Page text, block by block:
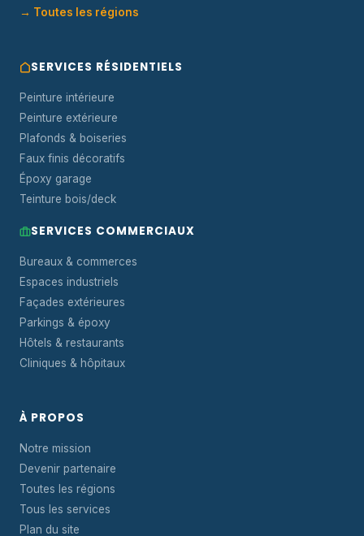
→ Toutes les régions
SERVICES RÉSIDENTIELS
Peinture intérieure
Peinture extérieure
Plafonds & boiseries
Faux finis décoratifs
Époxy garage
Teinture bois/deck
SERVICES COMMERCIAUX
Bureaux & commerces
Espaces industriels
Façades extérieures
Parkings & époxy
Hôtels & restaurants
Cliniques & hôpitaux
À PROPOS
Notre mission
Devenir partenaire
Toutes les régions
Tous les services
Plan du site